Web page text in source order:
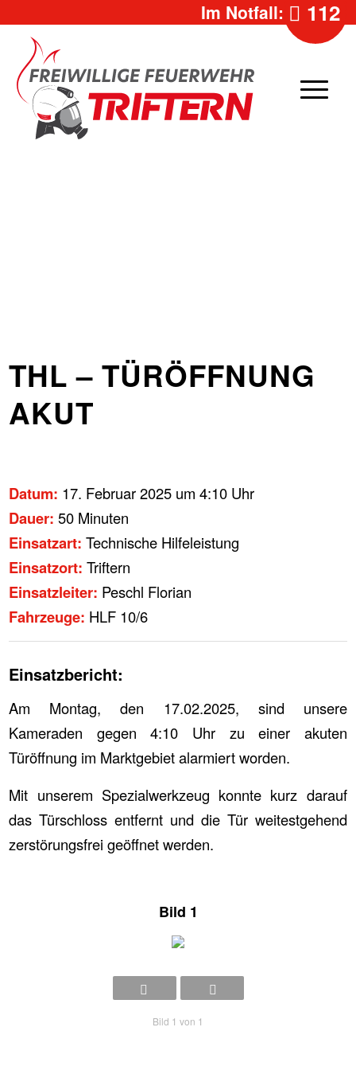
Im Notfall: 112
THL – TÜRÖFFNUNG
AKUT
Datum: 17. Februar 2025 um 4:10 Uhr
Dauer: 50 Minuten
Einsatzart: Technische Hilfeleistung
Einsatzort: Triftern
Einsatzleiter: Peschl Florian
Fahrzeuge: HLF 10/6
Einsatzbericht:
Am Montag, den 17.02.2025, sind unsere
Kameraden gegen 4:10 Uhr zu einer akuten
Türöffnung im Marktgebiet alarmiert worden.
Mit unserem Spezialwerkzeug konnte kurz darauf
das Türschloss entfernt und die Tür weitestgehend
zerstörungsfrei geöffnet werden.
Bild 1
Bild 1 von 1